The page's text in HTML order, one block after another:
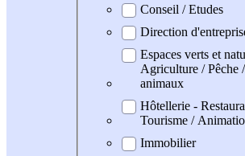
Conseil / Etudes
Direction
Espaces verts et
Agriculture / Pêche
animaux
Hôtellerie -
Tourisme /
Immobilier